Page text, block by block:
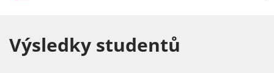
Výsledky studentů